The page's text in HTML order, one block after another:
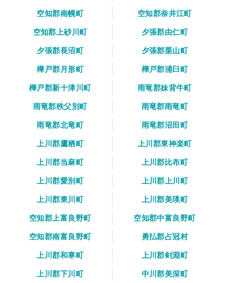
空知郡南幌町
空知郡奈井江町
空知郡上砂川町
夕張郡由仁町
夕張郡長沼町
夕張郡栗山町
樺戸郡月形町
樺戸郡浦臼町
樺戸郡新十津川町
雨竜郡妹背牛町
雨竜郡秩父別町
雨竜郡雨竜町
雨竜郡北竜町
雨竜郡沼田町
上川郡鷹栖町
上川郡東神楽町
上川郡当麻町
上川郡比布町
上川郡愛別町
上川郡上川町
上川郡東川町
上川郡美瑛町
空知郡上富良野町
空知郡中富良野町
空知郡南富良野町
勇払郡占冠村
上川郡和寒町
上川郡剣淵町
上川郡下川町
中川郡美深町